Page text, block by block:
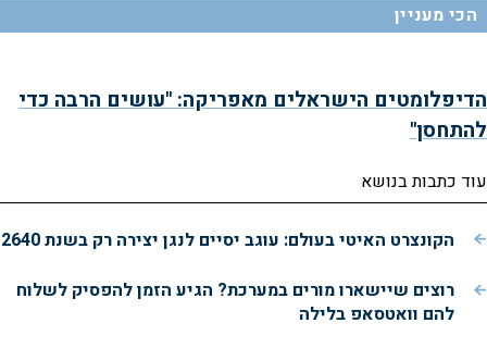
הכי מעניין
הדיפלומטים הישראלים מאפריקה: "עושים הרבה כדי
להתחסן"
עוד כתבות בנושא
הקונצרט האיטי בעולם: עוגב יסיים לנגן יצירה רק בשנת 2640
רוצים שיישארו מורים במערכת? הגיע הזמן להפסיק לשלוח
להם וואטסאפ בלילה